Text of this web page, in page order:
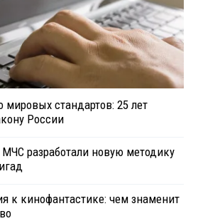
мировых стандартов: 25 лет
России
разработали новую методику
к кинофантастике: чем знаменит